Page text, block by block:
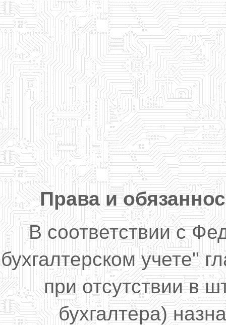
Права и
В соответствии с
бухгалтерском учете"
при отсутствии в
бухгалтера)